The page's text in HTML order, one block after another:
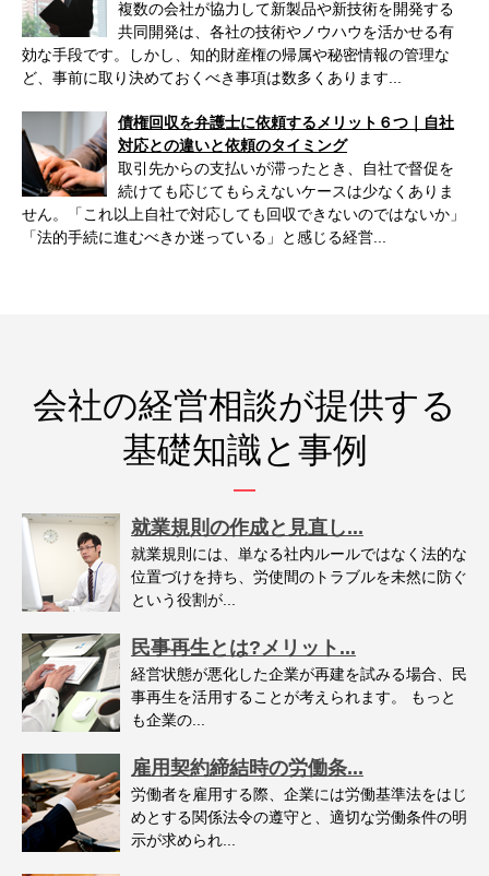
複数の会社が協力して新製品や新技術を開発する
共同開発は、各社の技術やノウハウを活かせる有
効な手段です。しかし、知的財産権の帰属や秘密情報の管理な
ど、事前に取り決めておくべき事項は数多くあります...
債権回収を弁護士に依頼するメリット６つ｜自社
対応との違いと依頼のタイミング
取引先からの支払いが滞ったとき、自社で督促を
続けても応じてもらえないケースは少なくありま
せん。「これ以上自社で対応しても回収できないのではないか」
「法的手続に進むべきか迷っている」と感じる経営...
会社の経営相談が提供する
基礎知識と事例
就業規則の作成と見直し...
就業規則には、単なる社内ルールではなく法的な
位置づけを持ち、労使間のトラブルを未然に防ぐ
という役割が...
民事再生とは?メリット...
経営状態が悪化した企業が再建を試みる場合、民
事再生を活用することが考えられます。 もっと
も企業の...
雇用契約締結時の労働条...
労働者を雇用する際、企業には労働基準法をはじ
めとする関係法令の遵守と、適切な労働条件の明
示が求められ...